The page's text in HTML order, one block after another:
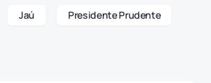
Jaú Presidente Prudente